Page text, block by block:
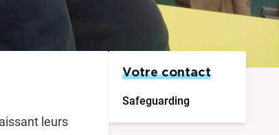
leurs
Votre contact
Safeguarding